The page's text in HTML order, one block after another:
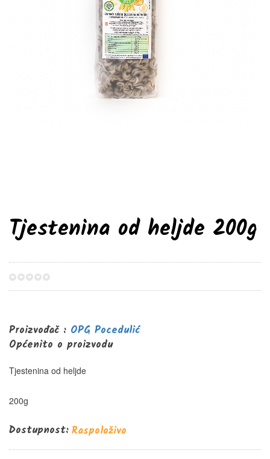
Tjestenina od heljde 200g
Proizvođač : OPG Pocedulić
Općenito o proizvodu
Tjestenina od heljde
200g
Dostupnost:Raspoloživo